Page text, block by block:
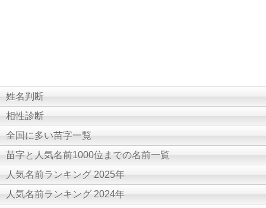
姓名判断
相性診断
全国に多い苗字一覧
苗字と人気名前1000位までの名前一覧
人気名前ランキング 2025年
人気名前ランキング 2024年